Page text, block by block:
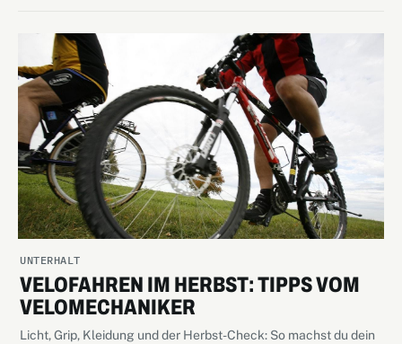
UNTERHALT
VELOFAHREN IM HERBST: TIPPS VOM
VELOMECHANIKER
Licht, Grip, Kleidung und der Herbst-Check: So machst du dein